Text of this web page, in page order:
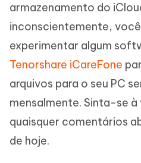
armazenamento do
inconscientemente,
experimentar algum
Tenorshare iCareFone
arquivos para o seu PC
mensalmente. Sinta-se
quaisquer comentários
de hoje.